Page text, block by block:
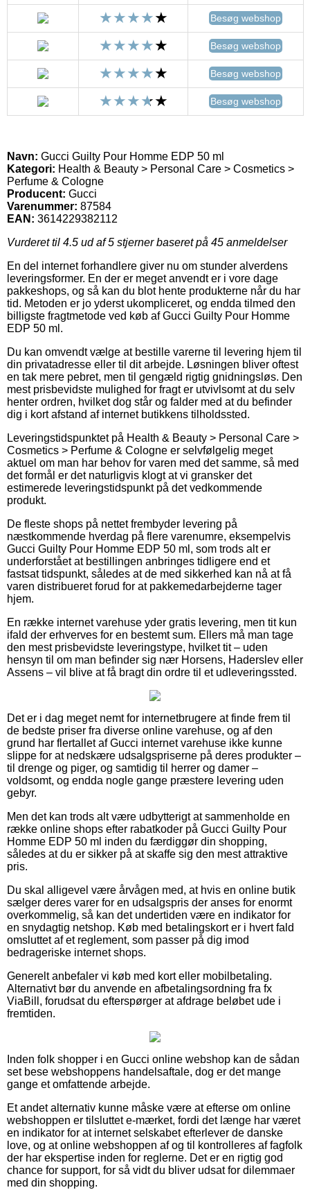
Besøg webshop
Besøg webshop
Besøg webshop
Besøg webshop
Navn: Gucci Guilty Pour Homme EDP 50 ml
Kategori: Health & Beauty > Personal Care > Cosmetics >
Perfume & Cologne
Producent: Gucci
Varenummer: 87584
EAN: 3614229382112
Vurderet til 4.5 ud af 5 stjerner baseret på 45 anmeldelser
En del internet forhandlere giver nu om stunder alverdens
leveringsformer. En der er meget anvendt er i vore dage
pakkeshops, og så kan du blot hente produkterne når du har
tid. Metoden er jo yderst ukompliceret, og endda tilmed den
billigste fragtmetode ved køb af Gucci Guilty Pour Homme
EDP 50 ml.
Du kan omvendt vælge at bestille varerne til levering hjem til
din privatadresse eller til dit arbejde. Løsningen bliver oftest
en tak mere pebret, men til gengæld rigtig gnidningsløs. Den
mest prisbevidste mulighed for fragt er utvivlsomt at du selv
henter ordren, hvilket dog står og falder med at du befinder
dig i kort afstand af internet butikkens tilholdssted.
Leveringstidspunktet på Health & Beauty > Personal Care >
Cosmetics > Perfume & Cologne er selvfølgelig meget
aktuel om man har behov for varen med det samme, så med
det formål er det naturligvis klogt at vi gransker det
estimerede leveringstidspunkt på det vedkommende
produkt.
De fleste shops på nettet frembyder levering på
næstkommende hverdag på flere varenumre, eksempelvis
Gucci Guilty Pour Homme EDP 50 ml, som trods alt er
underforstået at bestillingen anbringes tidligere end et
fastsat tidspunkt, således at de med sikkerhed kan nå at få
varen distribueret forud for at pakkemedarbejderne tager
hjem.
En række internet varehuse yder gratis levering, men tit kun
ifald der erhverves for en bestemt sum. Ellers må man tage
den mest prisbevidste leveringstype, hvilket tit – uden
hensyn til om man befinder sig nær Horsens, Haderslev eller
Assens – vil blive at få bragt din ordre til et udleveringssted.
Det er i dag meget nemt for internetbrugere at finde frem til
de bedste priser fra diverse online varehuse, og af den
grund har flertallet af Gucci internet varehuse ikke kunne
slippe for at nedskære udsalgspriserne på deres produkter –
til drenge og piger, og samtidig til herrer og damer –
voldsomt, og endda nogle gange præstere levering uden
gebyr.
Men det kan trods alt være udbytterigt at sammenholde en
række online shops efter rabatkoder på Gucci Guilty Pour
Homme EDP 50 ml inden du færdiggør din shopping,
således at du er sikker på at skaffe sig den mest attraktive
pris.
Du skal alligevel være årvågen med, at hvis en online butik
sælger deres varer for en udsalgspris der anses for enormt
overkommelig, så kan det undertiden være en indikator for
en snydagtig netshop. Køb med betalingskort er i hvert fald
omsluttet af et reglement, som passer på dig imod
bedrageriske internet shops.
Generelt anbefaler vi køb med kort eller mobilbetaling.
Alternativt bør du anvende en afbetalingsordning fra fx
ViaBill, forudsat du efterspørger at afdrage beløbet ude i
fremtiden.
Inden folk shopper i en Gucci online webshop kan de sådan
set bese webshoppens handelsaftale, dog er det mange
gange et omfattende arbejde.
Et andet alternativ kunne måske være at efterse om online
webshoppen er tilsluttet e-mærket, fordi det længe har været
en indikator for at internet selskabet efterlever de danske
love, og at online webshoppen af og til kontrolleres af fagfolk
der har ekspertise inden for reglerne. Det er en rigtig god
chance for support, for så vidt du bliver udsat for dilemmaer
med din shopping.